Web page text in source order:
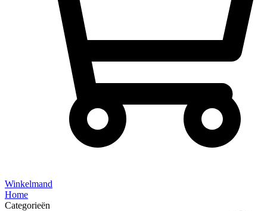
Winkelmand
Home
Categorieën